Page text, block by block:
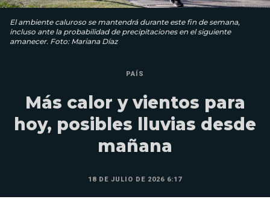
El ambiente caluroso se mantendrá durante este fin de semana,
incluso ante la probabilidad de precipitaciones en el siguiente
amanecer. Foto: Mariana Díaz
PAÍS
Más calor y vientos para
hoy, posibles lluvias desde
mañana
18 DE JULIO DE 2026 6:17